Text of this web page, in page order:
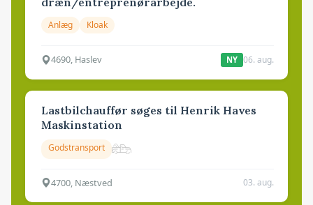
Anlæg Kloak
4690, Haslev NY 06. aug.
Lastbilchauffør søges til Henrik Haves
Maskinstation
Godstransport
4700, Næstved 03. aug.